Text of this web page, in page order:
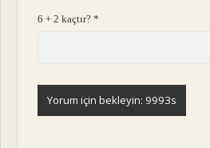
6 + 2 kaçtır?*